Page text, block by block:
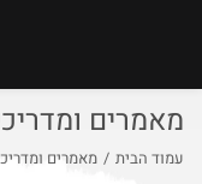
ו
מאמרים
עמוד הבית / מאמרים